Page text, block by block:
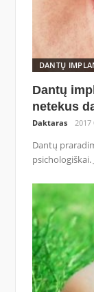
DANTŲ
Dantų
netekus
Daktaras 2017
Dantų